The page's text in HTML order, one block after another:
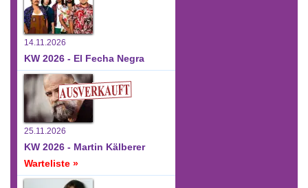
14.11.2026
KW 2026 - El Fecha Negra
25.11.2026
KW 2026 - Martin Kälberer
Warteliste »